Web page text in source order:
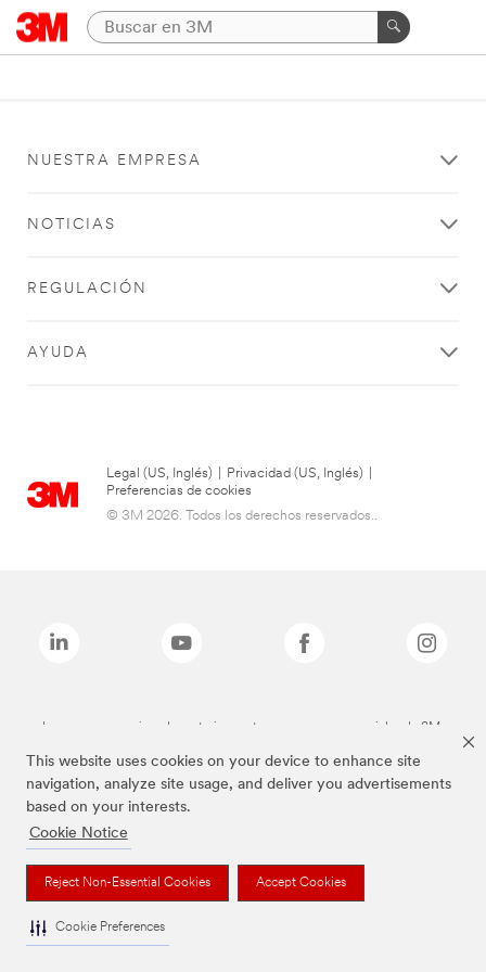
This website uses cookies on your device to enhance site
navigation, analyze site usage, and deliver you advertisements
based on your interests.
Cookie Notice
Reject Non-Essential Cookies Accept Cookies
Cookie Preferences
NUESTRA EMPRESA
NOTICIAS
REGULACIÓN
AYUDA
Legal (US, Inglés) Privacidad (US, Inglés)
Preferencias de cookies
© 3M 2026. Todos los derechos reservados..
Las marcas mencionadas anteriormente son marcas comerciales de 3M.